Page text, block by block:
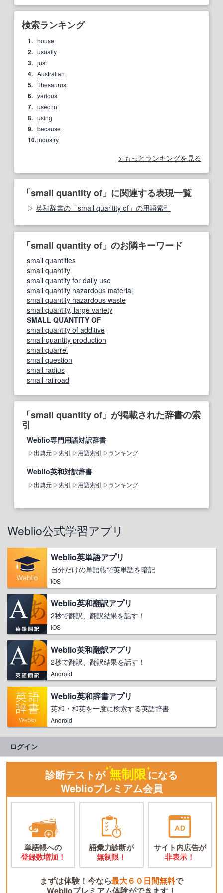
検索ランキング
1. house
2. usually
3. just
4. Australian
5. Thesaurus
6. various
7. used in
8. using
9. because
10.industry
もっとランキングを見る
「small quantity of」に関連する表現一覧
英和辞書の「small quantity of」の用語索引
「small quantity of」のお隣キーワード
small quantities
small quantity
small quantity for daily use
small quantity hazardous material
small quantity hazardous waste
small quantity, large variety
SMALL QUANTITY OF
small quantity of additive
small‐quantity production
small quarrel
small question
small radius
small railroad
「small quantity of」が掲載された辞書の索
引
Weblio専門用語対訳辞書
出典元 索引 用語索引 ランキング
Weblio英和対訳辞書
出典元 索引 用語索引 ランキング
Weblio公式学習アプリ
Weblio英単語アプリ
自分だけの単語帳で英単語を暗記
iOS
Weblio英和翻訳アプリ
2秒で翻訳、翻訳結果を話す！
iOS
Weblio英和翻訳アプリ
2秒で翻訳、翻訳結果を話す！
Android
Weblio英和辞書アプリ
英和・和英を一度に検索する英語辞書
Android
ログイン
診断テストが 無制限になる
Weblioプレミアム会員
単語帳への
登録数増加！
語彙力診断が
無制限！
サイト内広告が
非表示！
まずは体験！今なら最大６０日間無料で
Weblioプレミアム体験ができます！